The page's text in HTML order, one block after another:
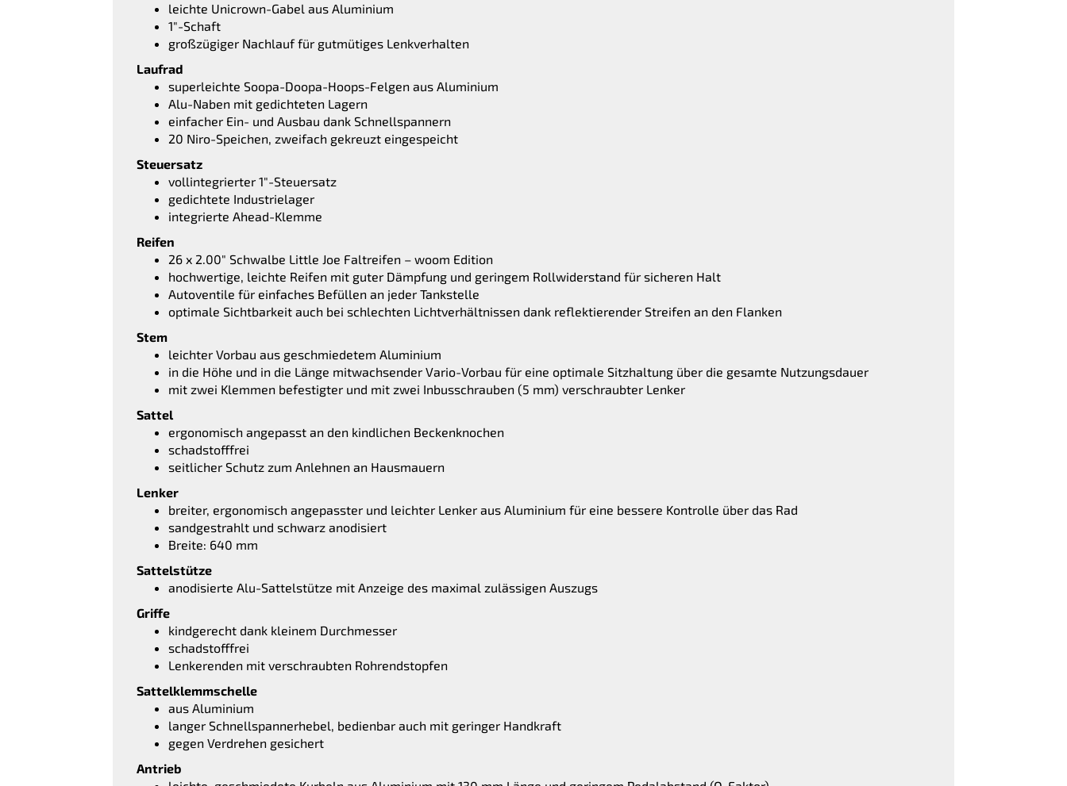
leichte Unicrown-Gabel aus Aluminium
1″-Schaft
großzügiger Nachlauf für gutmütiges Lenkverhalten
Laufrad
superleichte Soopa-Doopa-Hoops-Felgen aus Aluminium
Alu-Naben mit gedichteten Lagern
einfacher Ein- und Ausbau dank Schnellspannern
20 Niro-Speichen, zweifach gekreuzt eingespeicht
Steuersatz
vollintegrierter 1″-Steuersatz
gedichtete Industrielager
integrierte Ahead-Klemme
Reifen
26 x 2.00″ Schwalbe Little Joe Faltreifen – woom Edition
hochwertige, leichte Reifen mit guter Dämpfung und geringem Rollwiderstand für sicheren Halt
Autoventile für einfaches Befüllen an jeder Tankstelle
optimale Sichtbarkeit auch bei schlechten Lichtverhältnissen dank reflektierender Streifen an den Flanken
Stem
leichter Vorbau aus geschmiedetem Aluminium
in die Höhe und in die Länge mitwachsender Vario-Vorbau für eine optimale Sitzhaltung über die gesamte Nutzungsdauer
mit zwei Klemmen befestigter und mit zwei Inbusschrauben (5 mm) verschraubter Lenker
Sattel
ergonomisch angepasst an den kindlichen Beckenknochen
schadstofffrei
seitlicher Schutz zum Anlehnen an Hausmauern
Lenker
breiter, ergonomisch angepasster und leichter Lenker aus Aluminium für eine bessere Kontrolle über das Rad
sandgestrahlt und schwarz anodisiert
Breite: 640 mm
Sattelstütze
anodisierte Alu-Sattelstütze mit Anzeige des maximal zulässigen Auszugs
Griffe
kindgerecht dank kleinem Durchmesser
schadstofffrei
Lenkerenden mit verschraubten Rohrendstopfen
Sattelklemmschelle
aus Aluminium
langer Schnellspannerhebel, bedienbar auch mit geringer Handkraft
gegen Verdrehen gesichert
Antrieb